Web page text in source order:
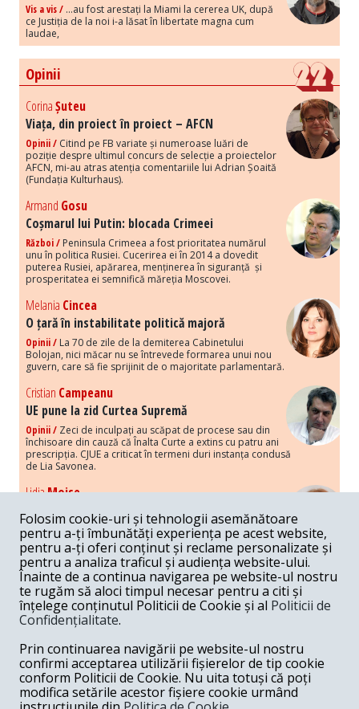
Vis a vis / ...au fost arestați la Miami la cererea UK, după
ce Justiția de la noi i-a lăsat în libertate magna cum
laudae,
Opinii
CorinaȘuteu
Viața, din proiect în proiect – AFCN
Opinii / Citind pe FB variate și numeroase luări de
poziție despre ultimul concurs de selecție a proiectelor
AFCN, mi-au atras atenția comentariile lui Adrian Șoaită
(Fundația Kulturhaus).
Armand Gosu
Coșmarul lui Putin: blocada Crimeei
Război / Peninsula Crimeea a fost prioritatea numărul
unu în politica Rusiei. Cucerirea ei în 2014 a dovedit
puterea Rusiei, apărarea, menținerea în siguranță și
prosperitatea ei semnifică măreția Moscovei.
Melania Cincea
O țară în instabilitate politică majoră
Opinii / La 70 de zile de la demiterea Cabinetului
Bolojan, nici măcar nu se întrevede formarea unui nou
guvern, care să fie sprijinit de o majoritate parlamentară.
Cristian Campeanu
UE pune la zid Curtea Supremă
Opinii / Zeci de inculpați au scăpat de procese sau din
închisoare din cauză că Înalta Curte a extins cu patru ani
prescripția. CJUE a criticat în termeni duri instanța condusă
de Lia Savonea.
LidiaMoise
Costurile economice ale haosului politic
Opinii / Economia nu poate rezista cu retorica falsă a
susținerii intereselor poporului, care, de fapt, ascunde
obsesia menținerii privilegiilor și a averilor unor caste.
Melania Cincea
Noi puseuri de xenofobie din partea românilor
„neaoși”
Periodic, în spațiul public sunt voci care lansează
mesaje xenofobe la adresa câte unui politician care deranjează un
anumit grup politico-mediatic, într-un anumit moment.
ArmandGosu
Unirea cu Moldova: modele istorice
Folosim cookie-uri și tehnologii asemănătoare
pentru a-ți îmbunătăți experiența pe acest website,
pentru a-ți oferi conținut și reclame personalizate și
pentru a analiza traficul și audiența website-ului.
Înainte de a continua navigarea pe website-ul nostru
te rugăm să aloci timpul necesar pentru a citi și
înțelege conținutul Politicii de Cookie și al Politicii de
Confidențialitate.
Prin continuarea navigării pe website-ul nostru
confirmi acceptarea utilizării fișierelor de tip cookie
conform Politicii de Cookie. Nu uita totuși că poți
modifica setările acestor fișiere cookie urmând